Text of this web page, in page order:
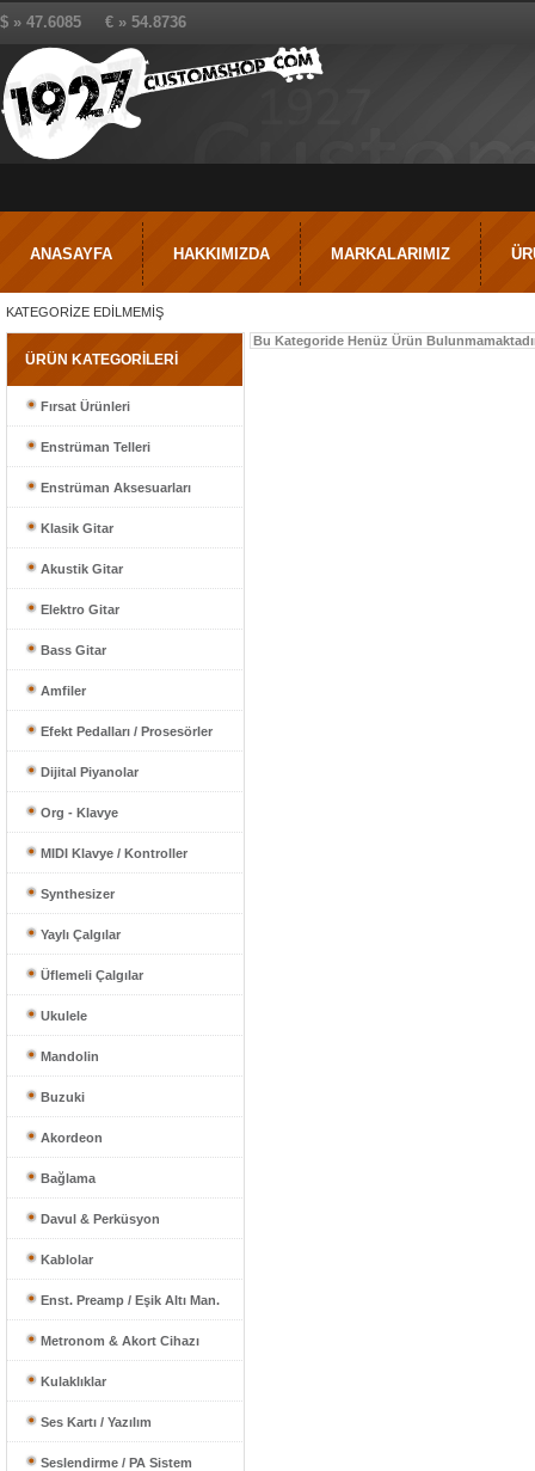
$ » 47.6085 € » 54.8736
ANASAYFA HAKKIMIZDA MARKALARIMIZ
KATEGORİZE EDİLMEMİŞ
ÜRÜN KATEGORİLERİ
Fırsat Ürünleri
Enstrüman Telleri
Enstrüman Aksesuarları
Klasik Gitar
Akustik Gitar
Elektro Gitar
Bass Gitar
Amfiler
Efekt Pedalları / Prosesörler
Dijital Piyanolar
Org - Klavye
MIDI Klavye / Kontroller
Synthesizer
Yaylı Çalgılar
Üflemeli Çalgılar
Ukulele
Mandolin
Buzuki
Akordeon
Bağlama
Davul & Perküsyon
Kablolar
Enst. Preamp / Eşik Altı Man.
Metronom & Akort Cihazı
Kulaklıklar
Ses Kartı / Yazılım
Seslendirme / PA Sistem
Bu Kategoride Henüz Ürün